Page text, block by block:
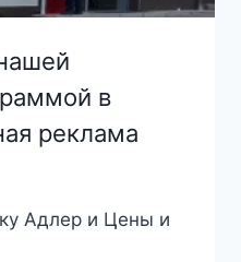
в
реклама
Адлер и Цены и